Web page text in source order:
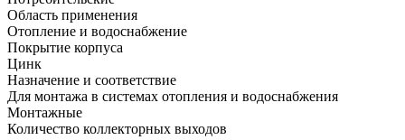
Область применения
Отопление и водоснабжение
Покрытие корпуса
Цинк
Назначение и соответствие
Для монтажа в системах отопления и водоснабжения
Монтажные
Количество коллекторных выходов